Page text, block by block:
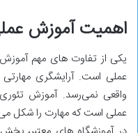
اهمیت آموزش
یکی از تفاوت‌ های مهم
عملی است. آرایشگری
واقعی نمی‌رسد. آموزش
عملی است که مهارت را شکل